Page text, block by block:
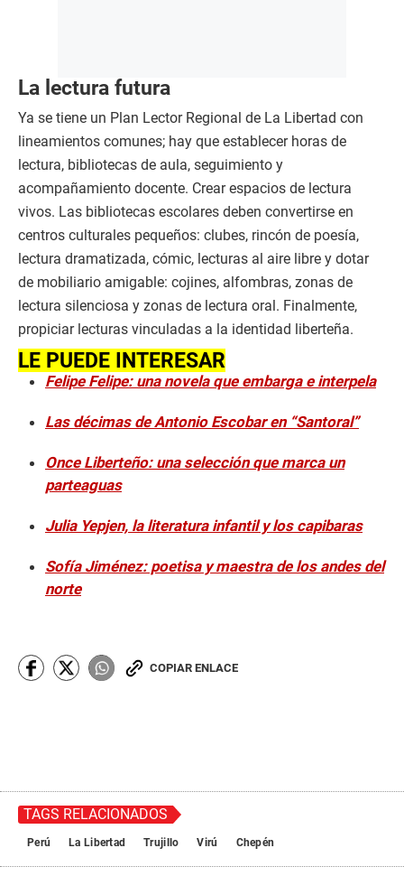
La lectura futura
Ya se tiene un Plan Lector Regional de La Libertad con
lineamientos comunes; hay que establecer horas de
lectura, bibliotecas de aula, seguimiento y
acompañamiento docente. Crear espacios de lectura
vivos. Las bibliotecas escolares deben convertirse en
centros culturales pequeños: clubes, rincón de poesía,
lectura dramatizada, cómic, lecturas al aire libre y dotar
de mobiliario amigable: cojines, alfombras, zonas de
lectura silenciosa y zonas de lectura oral. Finalmente,
propiciar lecturas vinculadas a la identidad liberteña.
LE PUEDE INTERESAR
Felipe Felipe: una novela que embarga e interpela
Las décimas de Antonio Escobar en “Santoral”
Once Liberteño: una selección que marca un
parteaguas
Julia Yepjen, la literatura infantil y los capibaras
Sofía Jiménez: poetisa y maestra de los andes del
norte
COPIAR ENLACE
TAGS RELACIONADOS
Perú La Libertad Trujillo Virú Chepén